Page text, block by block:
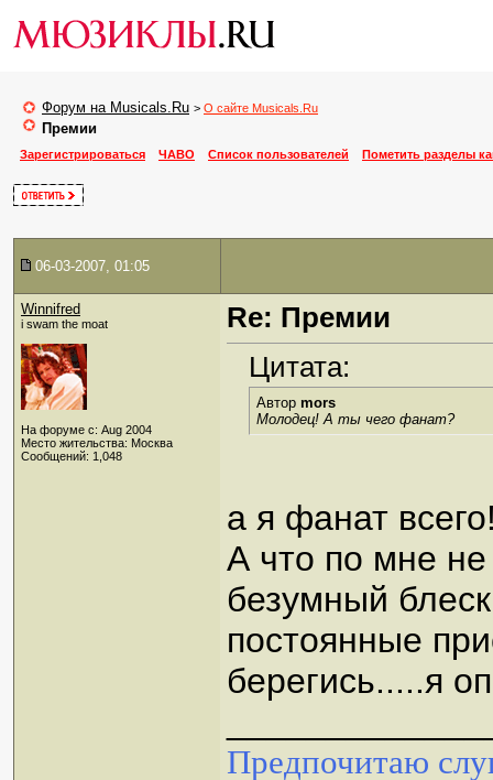
Форум на Musicals.Ru > О сайте Musicals.Ru
Премии
Зарегистрироваться ЧАВО Список пользователей Пометить разделы
06-03-2007, 01:05
Winnifred
i swam the moat
На форуме с: Aug 2004
Место жительства: Москва
Сообщений: 1,048
Re: Премии
Цитата:
Автор mors
Молодец! А ты чего фанат?
а я фанат
А что по мне не
безумный
постоянные
берегись.....я
Предпочитаю